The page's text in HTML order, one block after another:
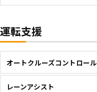
運転支援
オートクルーズコントロール
レーンアシスト